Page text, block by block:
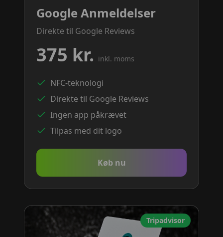
Google Anmeldelser
Direkte til Google Reviews
375 kr. inkl. moms
NFC-teknologi
Direkte til Google Reviews
Ingen app påkrævet
Tilpas med dit logo
Køb nu
Tripadvisor